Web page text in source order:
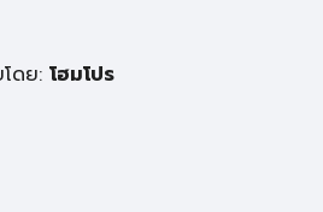
ดย: โฮมโปร